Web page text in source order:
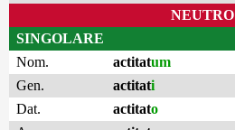
NEUTRO
SINGOLARE
Nom.
actitatum
Gen.
actitati
Dat.
actitato